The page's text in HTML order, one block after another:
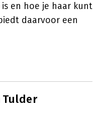
en hoe je haar kunt
daarvoor een
Tulder